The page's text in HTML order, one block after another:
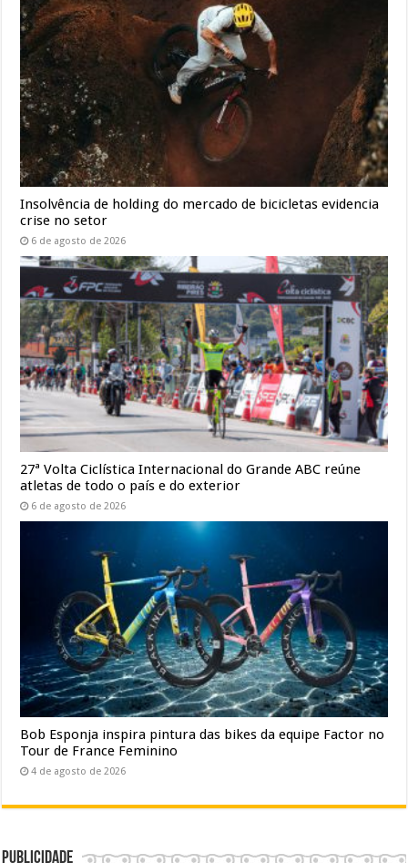
Insolvência de holding do mercado de bicicletas evidencia
crise no setor
6 de agosto de 2026
27ª Volta Ciclística Internacional do Grande ABC reúne
atletas de todo o país e do exterior
6 de agosto de 2026
Bob Esponja inspira pintura das bikes da equipe Factor no
Tour de France Feminino
4 de agosto de 2026
Publicidade